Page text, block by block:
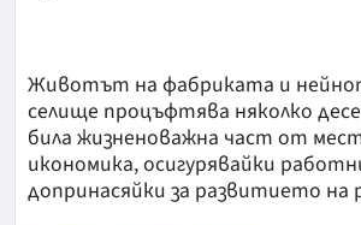
Животът на фабриката и
селище процъфтява няколко
била жизненоважна част от
икономика, осигурявайки
допринасяйки за развитието на